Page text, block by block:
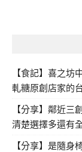
【食記】喜之
軋糖原創店家的
【分享】鄰近
清楚選擇多還有
【分享】是隨